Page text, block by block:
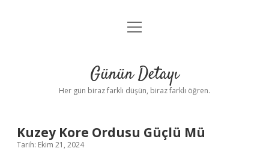
Anasayfa
Yasal Uyarı
menüyü
Günün Detayı
Her gün biraz farklı düşün, biraz farklı öğren.
Kuzey Kore Ordusu Güçlü Mü
Tarih: Ekim 21, 2024